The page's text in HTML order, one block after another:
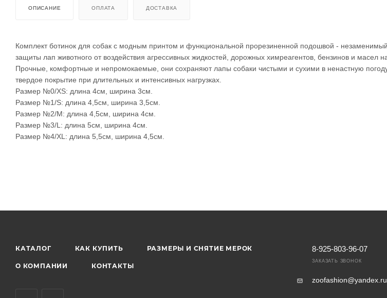
ОПИСАНИЕ ОПЛАТА ДОСТАВКА
Комплект ботинок для собак с модным принтом и функциональной прорезиненной подошвой -
защиты лап животного от воздействия агрессивных жидкостей, дорожных химреагентов, бензинов и масел
Прочные, комфортные и непромокаемые, они сохраняют лапы собаки чистыми и сухими в ненастную
твердое покрытие при длительных и интенсивных нагрузках.
Размер №0/XS: длина 4см, ширина 3см.
Размер №1/S: длина 4,5см, ширина 3,5см.
Размер №2/M: длина 4,5см, ширина 4см.
Размер №3/L: длина 5см, ширина 4см.
Размер №4/XL: длина 5,5см, ширина 4,5см.
КАТАЛОГ КАК КУПИТЬ РАЗМЕРЫ И СНЯТИЕ МЕРОК
О КОМПАНИИ КОНТАКТЫ
8-925-803-96-07
ЗАКАЗАТЬ ЗВОНОК
zoofashion@yandex.ru